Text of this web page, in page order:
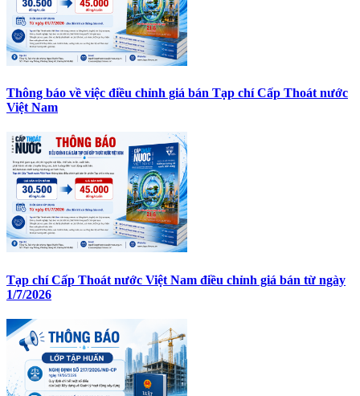
Thông báo về việc điều chỉnh giá bán Tạp chí Cấp Thoát nước
Việt Nam
Tạp chí Cấp Thoát nước Việt Nam điều chỉnh giá bán từ ngày
1/7/2026